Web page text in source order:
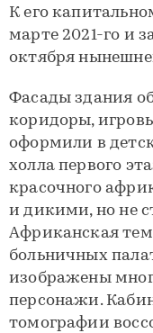
К его
марте 2021-го и
октября
Фасады здания
коридоры,
оформили в
холла первого
красочного
и дикими, но не
Африканская
больничных
изображены
персонажи.
томографии